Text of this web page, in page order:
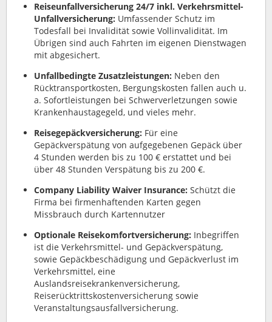
Reiseunfallversicherung 24/7 inkl. Verkehrsmittel-
Unfallversicherung: Umfassender Schutz im
Todesfall bei Invalidität sowie Vollinvalidität. Im
Übrigen sind auch Fahrten im eigenen Dienstwagen
mit abgesichert.
Unfallbedingte Zusatzleistungen: Neben den
Rücktransportkosten, Bergungskosten fallen auch u.
a. Sofortleistungen bei Schwerverletzungen sowie
Krankenhaustagegeld, und vieles mehr.
Reisegepäckversicherung: Für eine
Gepäckverspätung von aufgegebenen Gepäck über
4 Stunden werden bis zu 100 € erstattet und bei
über 48 Stunden Verspätung bis zu 200 €.
Company Liability Waiver Insurance: Schützt die
Firma bei firmenhaftenden Karten gegen
Missbrauch durch Kartennutzer
Optionale Reisekomfortversicherung: Inbegriffen
ist die Verkehrsmittel- und Gepäckverspätung,
sowie Gepäckbeschädigung und Gepäckverlust im
Verkehrsmittel, eine
Auslandsreisekrankenversicherung,
Reiserücktrittskostenversicherung sowie
Veranstaltungsausfallversicherung.